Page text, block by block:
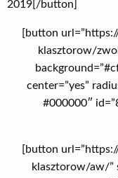
2019[/button]
[button
klasztorow/
center=”yes”
#000000″
[button
klasztorow/aw/”